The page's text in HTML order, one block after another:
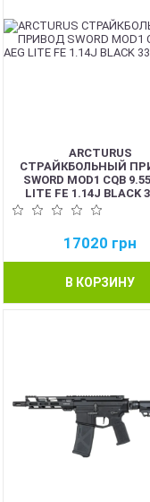
ARCTURUS
СТРАЙКБОЛЬНЫЙ
SWORD MOD1 CQB
LITE FE 1.14J BLACK
17020 грн
В КОРЗИНУ